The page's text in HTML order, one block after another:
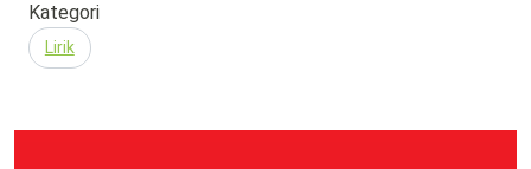
Kategori
Lirik